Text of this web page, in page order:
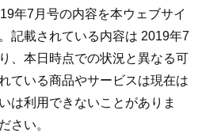
年7月号の内容を本ウェブサイ
記載されている内容は 2019年7
、本日時点での状況と異なる可
ている商品やサービスは現在は
は利用できないことがありま
さい。